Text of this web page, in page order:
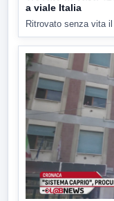
a viale Italia
Ritrovato senza vita